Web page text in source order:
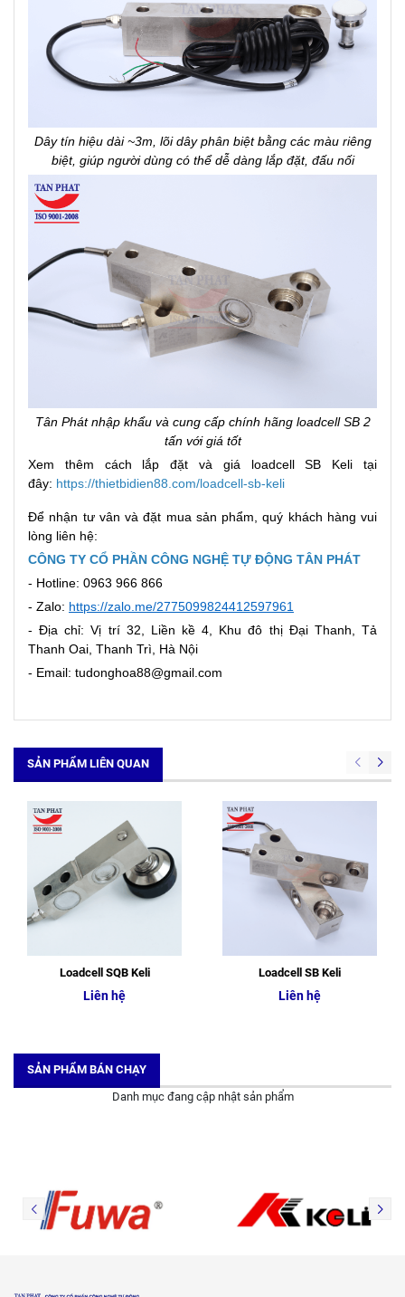
Dây tín hiệu dài ~3m, lõi dây phân biệt bằng các màu riêng
biệt, giúp người dùng có thể dễ dàng lắp đặt, đấu nối
Tân Phát nhập khẩu và cung cấp chính hãng loadcell SB 2
tấn với giá tốt
Xem thêm cách lắp đặt và giá loadcell SB Keli tại
đây: https://thietbidien88.com/loadcell-sb-keli
Để nhận tư vân và đặt mua sản phẩm, quý khách hàng vui
lòng liên hệ:
CÔNG TY CỔ PHẦN CÔNG NGHỆ TỰ ĐỘNG TÂN PHÁT
- Hotline: 0963 966 866
- Zalo: https://zalo.me/2775099824412597961
- Địa chỉ: Vị trí 32, Liền kề 4, Khu đô thị Đại Thanh, Tả
Thanh Oai, Thanh Trì, Hà Nội
- Email: tudonghoa88@gmail.com
SẢN PHẨM LIÊN QUAN
Loadcell SQB Keli
Liên hệ
Loadcell SB Keli
Liên hệ
SẢN PHẨM BÁN CHẠY
Danh mục đang cập nhật sản phẩm